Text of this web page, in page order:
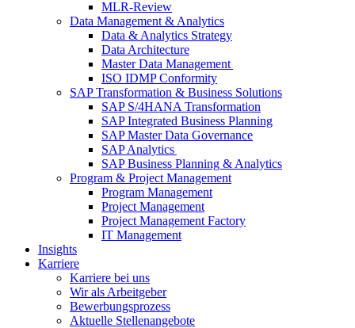
MLR-Review
Data Management & Analytics
Data & Analytics Strategy
Data Architecture
Master Data Management
ISO IDMP Conformity
SAP Transformation & Business Solutions
SAP S/4HANA Transformation
SAP Integrated Business Planning
SAP Master Data Governance
SAP Analytics
SAP Business Planning & Analytics
Program & Project Management
Program Management
Project Management
Project Management Factory
IT Management
Insights
Karriere
Karriere bei uns
Wir als Arbeitgeber
Bewerbungsprozess
Aktuelle Stellenangebote